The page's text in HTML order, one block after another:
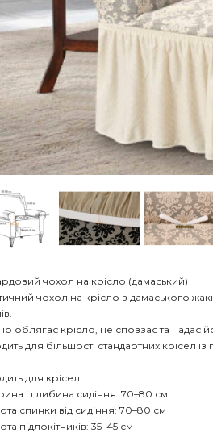
чохол на крісло (дамаський)
чохол на крісло з дамаського
облягає крісло, не сповзає та надає
для більшості стандартних крісел із
для крісел:
і глибина сидіння: 70–80 см
спинки від сидіння: 70–80 см
підлокітників: 35–45 см